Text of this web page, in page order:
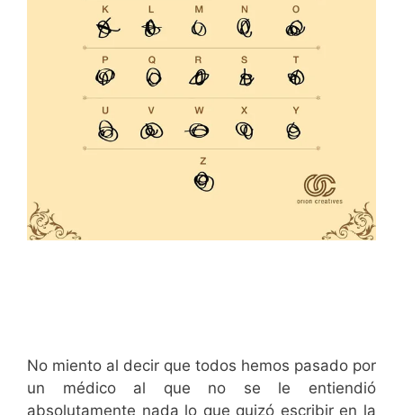
No miento al decir que todos hemos pasado por
un médico al que no se le entiendió
absolutamente nada lo que quizó escribir en la